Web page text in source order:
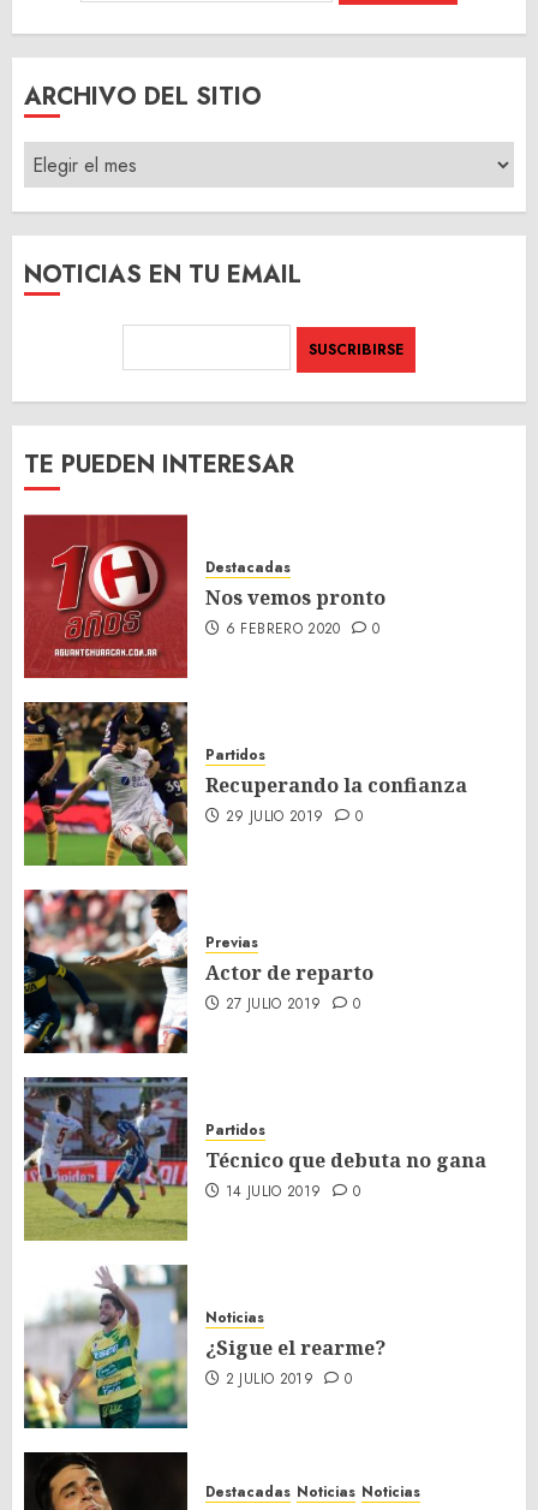
ARCHIVO DEL SITIO
ARCHIVO
DEL
SITIO
NOTICIAS EN TU EMAIL
TE PUEDEN INTERESAR
Destacadas
Nos vemos pronto
6 FEBRERO 2020 0
Partidos
Recuperando la confianza
29 JULIO 2019 0
Previas
Actor de reparto
27 JULIO 2019 0
Partidos
Técnico que debuta no gana
14 JULIO 2019 0
Noticias
¿Sigue el rearme?
2 JULIO 2019 0
Destacadas Noticias Noticias